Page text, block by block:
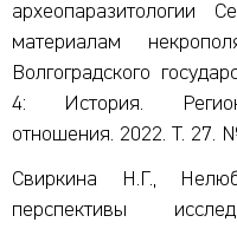
археопаразитологии
материалам
Волгоградского
4: История.
отношения. 2022. Т. 27.
Свиркина Н.Г.,
перспективы